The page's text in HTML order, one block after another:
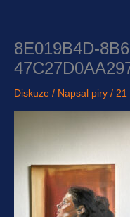
8E019B4D-
Diskuze / Napsal piry / 21